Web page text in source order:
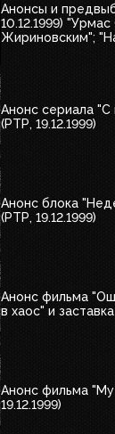
Анонсы и
10.12.1999)
Жириновским";
Анонс сериала "С
(РТР, 19.12.1999)
Анонс блока
(РТР, 19.12.1999)
Анонс фильма
в хаос" и
Анонс фильма
19.12.1999)